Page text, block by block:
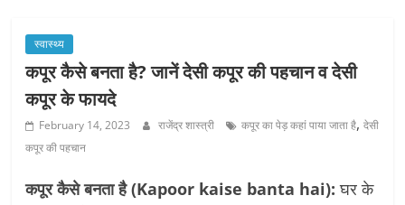
स्वास्थ्य
कपूर कैसे बनता है? जानें देसी कपूर की पहचान व देसी
कपूर के फायदे
February 14, 2023 राजेंद्र शास्त्री कपूर का पेड़ कहां पाया जाता है,देसी
कपूर की पहचान
कपूर कैसे बनता है (Kapoor kaise banta hai): घर के